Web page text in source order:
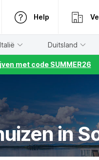
Help
Italië Duitsland
met code SUMMER26
in